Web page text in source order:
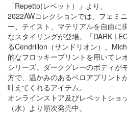
「Repetto(レペット）」より、
2022AWコレクションでは、フェミ
ー、テイスト、マテリアルを自由に
なスタイリングが登場。「DARK
るCendrillon（サンドリオン）、
的なフロッキープリントを用いてレ
シリーズ。ダークグレーのボディが
方で、温かみのあるベロアプリント
叶えてくれるアイテム。
オンラインストア及びレペットショ
（水）より順次発売中。